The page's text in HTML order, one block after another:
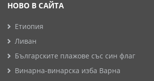
НОВО В САЙТА
Етиопия
Ливан
Българските плажове със син флаг
Винарна-винарска изба Варна